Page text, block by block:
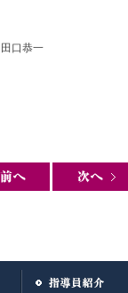
口恭一